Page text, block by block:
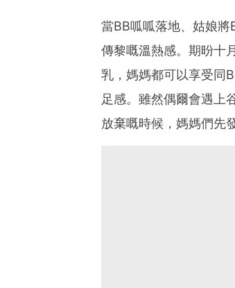
當BB呱呱落地、姑娘
傳黎嘅溫熱感。期昐十
乳，媽媽都可以享受同
足感。雖然偶爾會遇
放棄嘅時候，媽媽們先